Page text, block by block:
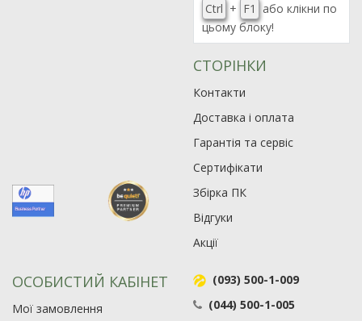
Ctrl + F1
або клікни по
цьому блоку!
СТОРІНКИ
Контакти
Доставка і оплата
Гарантія та сервіс
Сертифікати
Збірка ПК
Відгуки
Акції
ОСОБИСТИЙ КАБІНЕТ
Мої замовлення
(093) 500-1-009
(044) 500-1-005